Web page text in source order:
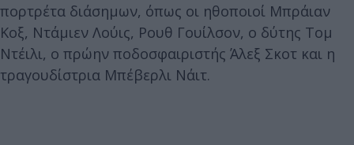
πορτρέτα διάσημων, όπως οι ηθοποιοί Μπράιαν
Κοξ, Ντάμιεν Λούις, Ρουθ Γουίλσον, ο δύτης Τομ
Ντέιλι, ο πρώην ποδοσφαιριστής Άλεξ Σκοτ και η
τραγουδίστρια Μπέβερλι Νάιτ.